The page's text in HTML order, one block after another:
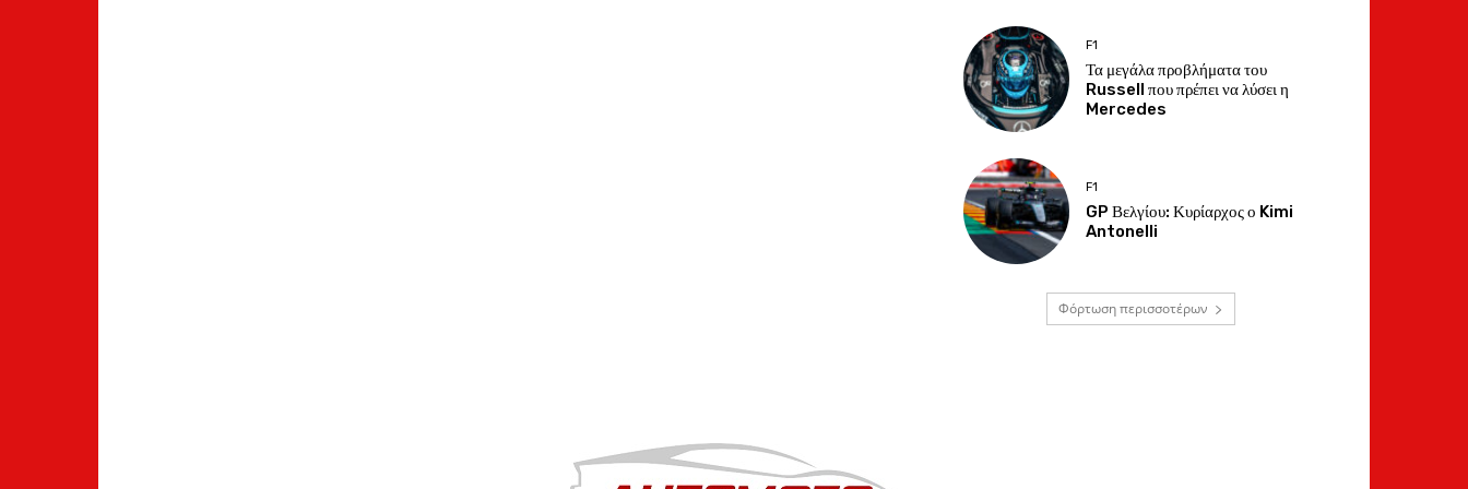
F1
Τα μεγάλα προβλήματα του
Russell που πρέπει να λύσει η
Mercedes
F1
GP Βελγίου: Κυρίαρχος ο Kimi
Antonelli
Φόρτωση περισσοτέρων